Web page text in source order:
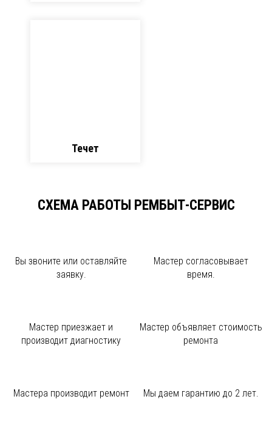
Течет
СХЕМА РАБОТЫ РЕМБЫТ-СЕРВИС
Вы звоните или оставляйте
заявку.
Мастер согласовывает
время.
Мастер приезжает и
производит диагностику
Мастер объявляетстоимость
ремонта
Мастера производитремонт Мы даем гарантию до 2 лет.